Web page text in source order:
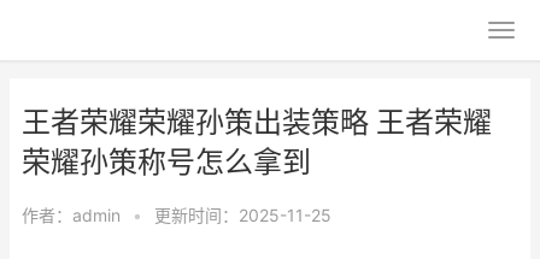
王者荣耀荣耀孙策出装策略 王者荣耀
荣耀孙策称号怎么拿到
作者： admin • 更新时间：2025-11-25